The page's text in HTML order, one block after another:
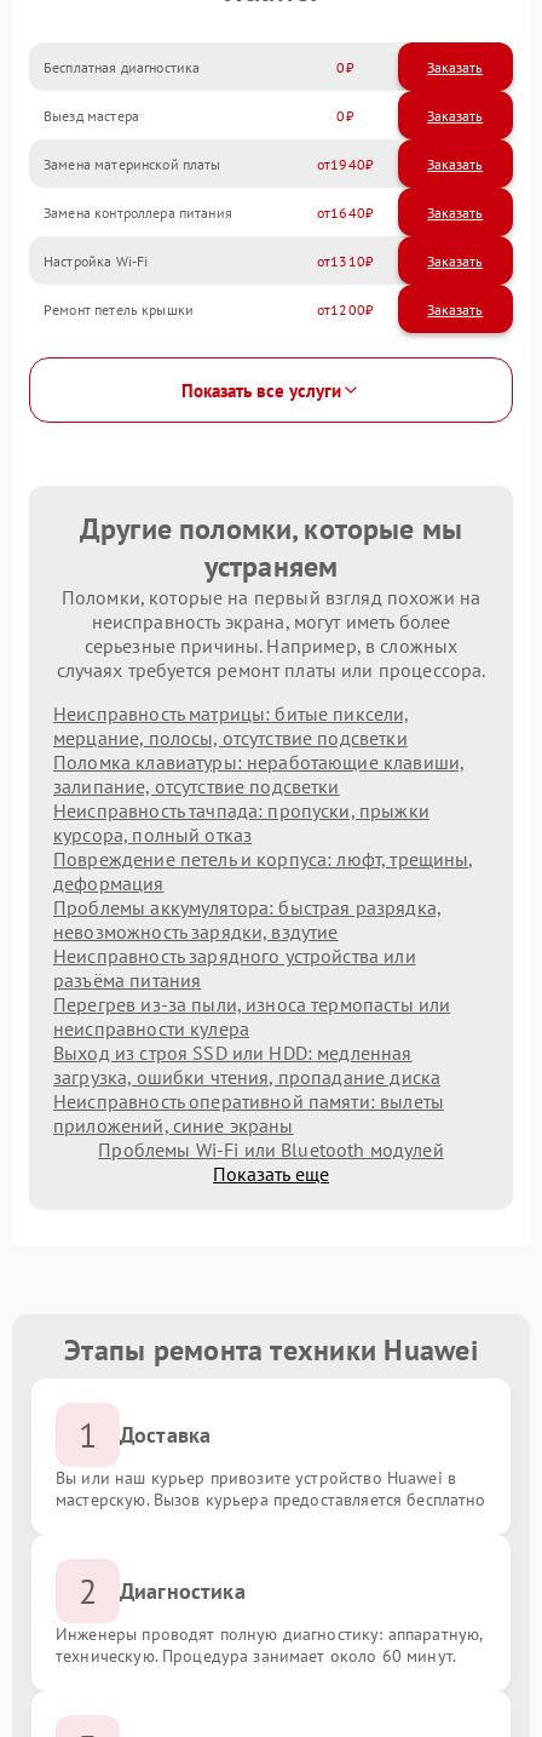
Бесплатная диагностика 0 Заказать
Выезд мастера 0 Заказать
Замена материнской платы 1940
Замена контроллера питания 1640
Настройка Wi-Fi 1310
Ремонт петель крышки 1200
Показать все услуги
Другие поломки, которые мы
устраняем
Поломки, которые на первый взгляд похожи на
неисправность экрана, могут иметь более
серьезные причины. Например, в сложных
случаях требуется ремонт платы или процессора.
Неисправность матрицы: битые пиксели,
мерцание, полосы, отсутствие подсветки
Поломка клавиатуры: неработающие клавиши,
залипание, отсутствие подсветки
Неисправность тачпада: пропуски, прыжки
курсора, полный отказ
Повреждение петель и корпуса: люфт, трещины,
деформация
Проблемы аккумулятора: быстрая разрядка,
невозможность зарядки, вздутие
Неисправность зарядного устройства или
разъёма питания
Перегрев из‑за пыли, износа термопасты или
неисправности кулера
Выход из строя SSD или HDD: медленная
загрузка, ошибки чтения, пропадание диска
Неисправность оперативной памяти: вылеты
приложений, синие экраны
Проблемы Wi‑Fi или Bluetooth модулей
Показать еще
Этапы ремонта техники Huawei
1 Доставка
Вы или наш курьер привозите устройство Huawei в
мастерскую. Вызов курьера предоставляется бесплатно
2 Диагностика
Инженеры проводят полную диагностику: аппаратную,
техническую. Процедура занимает около 60 минут.